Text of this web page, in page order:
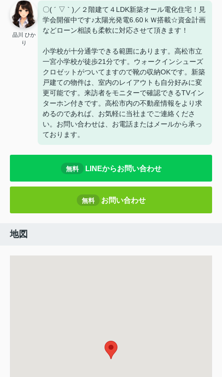
品川 ひか
り
〇( ´ ▽ ` )／２階建て４LDK新築オール電化住宅！見
学会開催中です♪太陽光発電6.60ｋＷ搭載☆資金計画
などローン相談も柔軟に対応させて頂きます！
小学校が十分通学できる範囲にあります。高松市立
一宮小学校が徒歩21分です。ウォークインシューズ
クロゼットがついてますので靴の収納OKです。新築
戸建ての物件は、室内のレイアウトも自分好みに変
更可能です。来訪者をモニターで確認できるTVイン
ターホン付きです。高松市内の不動産情報をより求
めるのであれば、お気軽に当社までご連絡くださ
い。お問い合わせは、お電話またはメールから承っ
ております。
無料 LINEからお問い合わせ
無料 お問い合わせ
地図